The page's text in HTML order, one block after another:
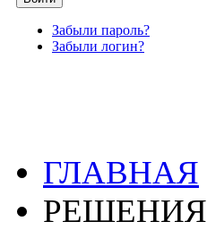
Забыли пароль?
Забыли логин?
ГЛАВНАЯ
РЕШЕНИЯ